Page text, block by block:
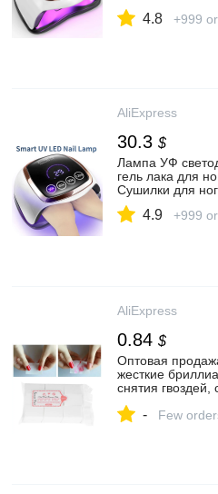
Дисплей
4.8 +999
AliExpress
30.3 $
Лампа УФ
гель лака для
Сушилки для
4.9 +999
AliExpress
0.84 $
Оптовая
жесткие
снятия гвоздей,
для снятия
- Few